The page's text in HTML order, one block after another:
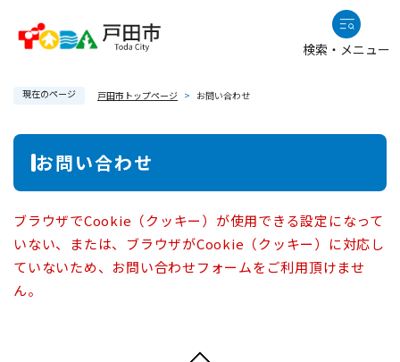
検索・メニュー
現在のページ 戸田市トップページ > お問い合わせ
本
お問い合わせ
ブラウザでCookie（クッキー）が使用できる設定になって
いない、または、ブラウザがCookie（クッキー）に対応し
ていないため、お問い合わせフォームをご利用頂けませ
ん。